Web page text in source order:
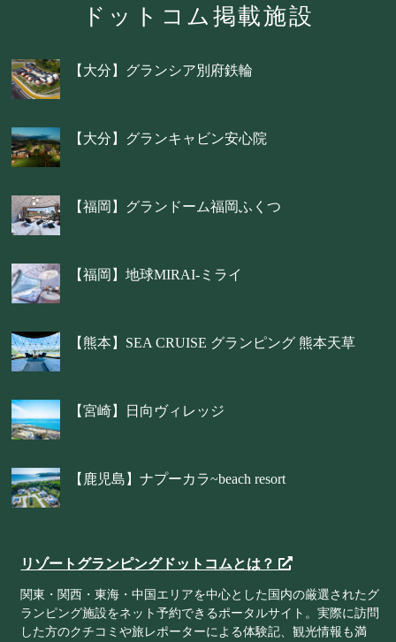
ドットコム掲載施設
【大分】グランシア別府鉄輪
【大分】グランキャビン安心院
【福岡】グランドーム福岡ふくつ
【福岡】地球MIRAI-ミライ
【熊本】SEA CRUISE グランピング 熊本天草
【宮崎】日向ヴィレッジ
【鹿児島】ナプーカラ~beach resort
リゾートグランピングドットコムとは？
関東・関西・東海・中国エリアを中心とした国内の厳選されたグ
ランピング施設をネット予約できるポータルサイト。実際に訪問
した方のクチコミや旅レポーターによる体験記、観光情報も満